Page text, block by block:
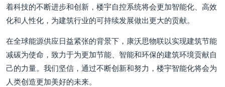
着科技的不断进步和创新，楼宇自控系统将会更加智能化、高效
化和人性化，为建筑行业的可持续发展做出更大的贡献。
在全球能源供应日益紧张的背景下，康沃思物联以实现建筑节能
减碳为使命，致力于为更加节能、智能和环保的建筑环境贡献自
己的力量。我们坚信，通过不断创新和努力，楼宇智能化将会为
人类创造更加美好的未来。